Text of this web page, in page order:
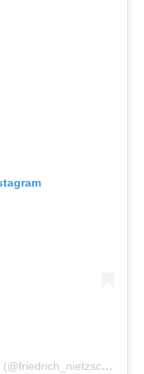
A post shared by Friedrich Nietzsche (@friedrich_nietzsche.official)